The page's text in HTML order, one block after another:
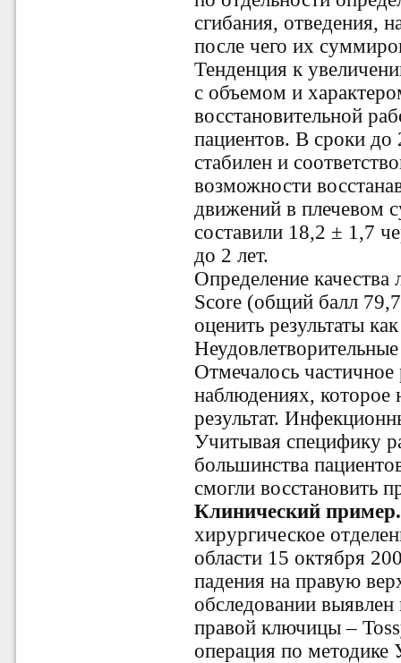
сгибания, отведения,
после чего их
Тенденция к
с объемом и
восстановительной
пациентов. В сроки
стабилен и
возможности
движений в плечевом
составили 18,2 ± 1,7
до 2 лет.
Определение
Score (общий балл
оценить результаты
Отмечалось
наблюдениях, которое
результат.
Учитывая специфику
большинства
смогли восстановить
Клинический пример.
хирургическое
области 15 октября
падения на правую
обследовании
правой ключицы –
операция по методике